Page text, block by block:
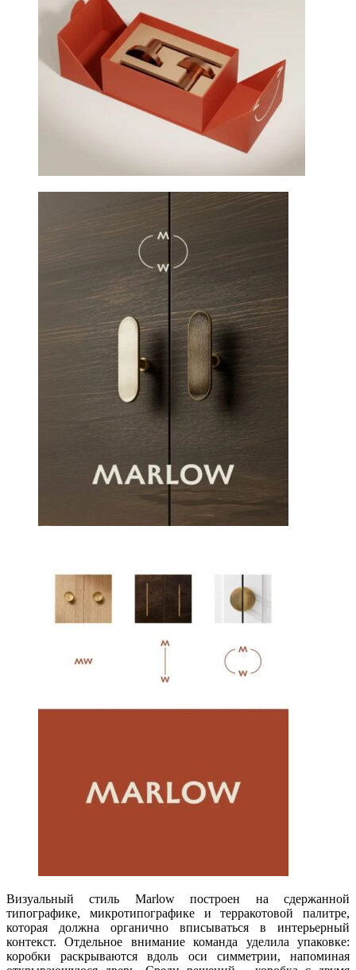
Визуальный стиль Marlow построен на сдержанной
типографике, микротипографике и терракотовой палитре,
которая должна органично вписываться в интерьерный
контекст. Отдельное внимание команда уделила упаковке:
коробки раскрываются вдоль оси симметрии, напоминая